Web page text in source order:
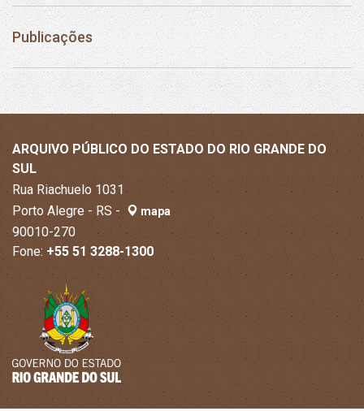
Publicações
ARQUIVO PÚBLICO DO ESTADO DO RIO GRANDE DO
SUL
Rua Riachuelo 1031
Porto Alegre - RS -
mapa
90010-270
Fone: +55 51 3288-1300